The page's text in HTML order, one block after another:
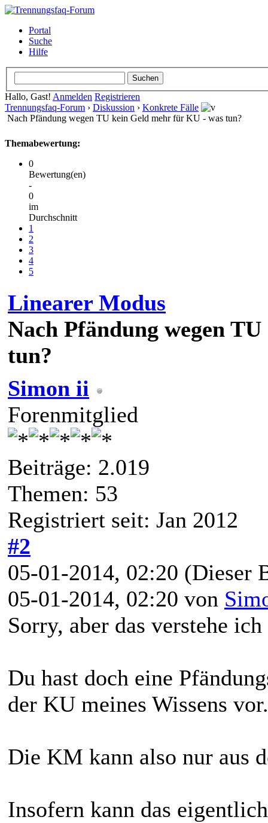
Portal
Suche
Hilfe
Hallo, Gast! Anmelden Registrieren
Trennungsfaq-Forum › Diskussion › Konkrete Fälle
Nach Pfändung wegen TU kein Geld mehr für KU - was tun?
Themabewertung:
0
Bewertung(en)
-
0
im
Durchschnitt
1
2
3
4
5
Linearer Modus
Nach Pfändung wegen
tun?
Simon ii
Forenmitglied
Beiträge: 2.019
Themen: 53
Registriert seit: Jan 2012
#2
05-01-2014, 02:20 (Dieser
05-01-2014, 02:20 von
Sorry, aber das verstehe
Du hast doch eine
der KU meines Wissens vor.
Die KM kann also nur aus
Insofern kann das